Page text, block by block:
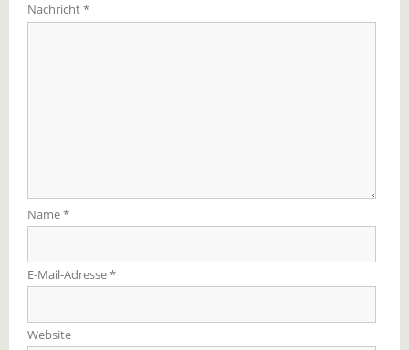
Nachricht*
Name*
E-Mail-Adresse*
Website